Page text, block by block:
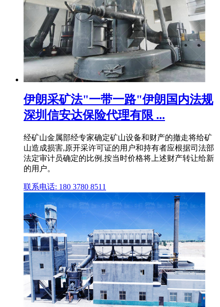
伊朗采矿法"一带一路"伊朗国内法规
深圳信安达保险代理有限 ...
经矿山金属部经专家确定矿山设备和财产的撤走将给矿
山造成损害,原开采许可证的用户和持有者应根据司法部
法定审计员确定的比例,按当时价格将上述财产转让给新
的用户。
联系电话: 180 3780 8511